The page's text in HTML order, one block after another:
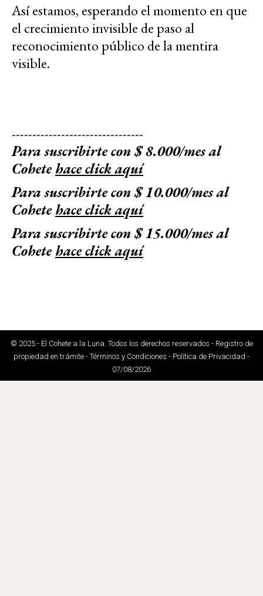
Así estamos, esperando el momento en que
el crecimiento invisible de paso al
reconocimiento público de la mentira
visible.
--------------------------------
Para suscribirte con $ 8.000/mes al
Cohetehace click aquí
Para suscribirte con $ 10.000/mes al
Cohetehace click aquí
Para suscribirte con $ 15.000/mes al
Cohetehace click aquí
© 2025 - El Cohete a la Luna. Todos los derechos reservados - Registro de
propiedad en trámite - Términos y Condiciones - Política de Privacidad -
07/08/2026